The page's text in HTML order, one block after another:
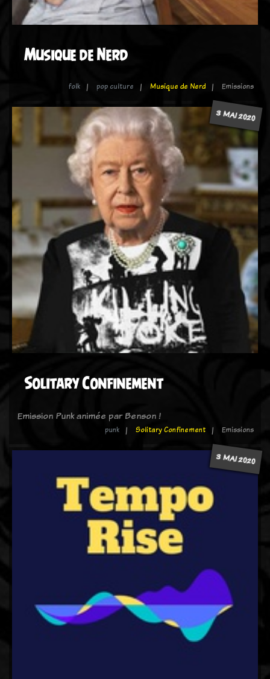
Musique de Nerd
folk pop culture Musique de Nerd Emissions
3 MAI 2020
Solitary Confinement
Emission Punk animée par Benson !
punk Solitary Confinement Emissions
3 MAI 2020